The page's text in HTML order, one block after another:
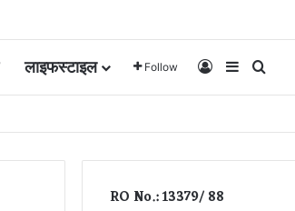
लाइफस्टाइल Follow Log InSidebar
RO No.: 13379/ 88